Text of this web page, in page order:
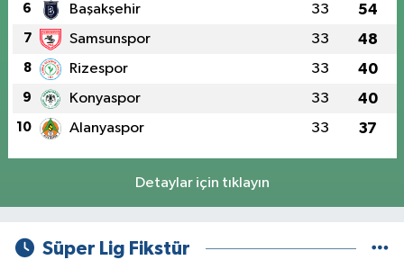
6 Başakşehir 33 54
7 Samsunspor 33 48
8 Rizespor 33 40
9 Konyaspor 33 40
10 Alanyaspor 33 37
Detaylar için tıklayın
Süper Lig Fikstür